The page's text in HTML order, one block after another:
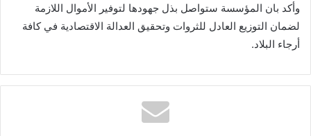
وأكد بان المؤسسة ستواصل بذل جهودها لتوفير الأموال اللازمة
لضمان التوزيع العادل للثروات وتحقيق العدالة الاقتصادية في كافة
أرجاء البلاد.